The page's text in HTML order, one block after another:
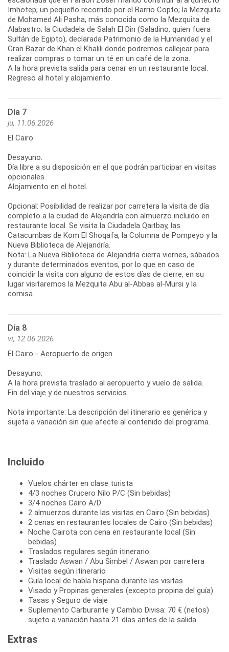
Imhotep; un pequeño recorrido por el Barrio Copto; la Mezquita
de Mohamed Ali Pasha, más conocida como la Mezquita de
Alabastro; la Ciudadela de Salah El Din (Saladino, quien fuera
Sultán de Egipto), declarada Patrimonio de la Humanidad y el
Gran Bazar de Khan el Khalili donde podremos callejear para
realizar compras o tomar un té en un café de la zona.
A la hora prevista salida para cenar en un restaurante local.
Regreso al hotel y alojamiento.
Día 7
ju, 11.06.2026
El Cairo
Desayuno.
Día libre a su disposición en el que podrán participar en visitas
opcionales.
Alojamiento en el hotel.
Opcional: Posibilidad de realizar por carretera la visita de día
completo a la ciudad de Alejandría con almuerzo incluido en
restaurante local. Se visita la Ciudadela Qaitbay, las
Catacumbas de Kom El Shoqafa, la Columna de Pompeyo y la
Nueva Biblioteca de Alejandría.
Nota: La Nueva Biblioteca de Alejandría cierra viernes, sábados
y durante determinados eventos, por lo que en caso de
coincidir la visita con alguno de estos días de cierre, en su
lugar visitaremos la Mezquita Abu al-Abbas al-Mursi y la
cornisa.
Día 8
vi, 12.06.2026
El Cairo - Aeropuerto de origen
Desayuno.
A la hora prevista traslado al aeropuerto y vuelo de salida.
Fin del viaje y de nuestros servicios.
Nota importante: La descripción del itinerario es genérica y
sujeta a variación sin que afecte al contenido del programa.
Incluido
Vuelos chárter en clase turista
4/3 noches Crucero Nilo P/C (Sin bebidas)
3/4 noches Cairo A/D
2 almuerzos durante las visitas en Cairo (Sin bebidas)
2 cenas en restaurantes locales de Cairo (Sin bebidas)
Noche Cairota con cena en restaurante local (Sin
bebidas)
Traslados regulares según itinerario
Traslado Aswan / Abu Simbel / Aswan por carretera
Visitas según itinerario
Guía local de habla hispana durante las visitas
Visado y Propinas generales (excepto propina del guía)
Tasas y Seguro de viaje
Suplemento Carburante y Cambio Divisa: 70 € (netos)
sujeto a variación hasta 21 días antes de la salida
Extras